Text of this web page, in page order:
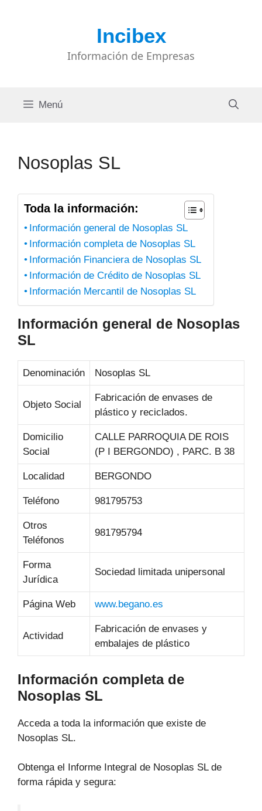
Incibex
Información de Empresas
Menú
Nosoplas SL
Toda la información:
Información general de Nosoplas SL
Información completa de Nosoplas SL
Información Financiera de Nosoplas SL
Información de Crédito de Nosoplas SL
Información Mercantil de Nosoplas SL
Información general de Nosoplas
SL
Denominación Nosoplas SL
Objeto Social
Fabricación de envases de
plástico y reciclados.
Domicilio
Social
CALLE PARROQUIA DE ROIS
(P I BERGONDO) , PARC. B 38
Localidad BERGONDO
Teléfono 981795753
Otros
Teléfonos
981795794
Forma
Jurídica
Sociedad limitada unipersonal
Página Web www.begano.es
Actividad
Fabricación de envases y
embalajes de plástico
Información completa de
Nosoplas SL
Acceda a toda la información que existe de
Nosoplas SL.
Obtenga el Informe Integral de Nosoplas SL de
forma rápida y segura: